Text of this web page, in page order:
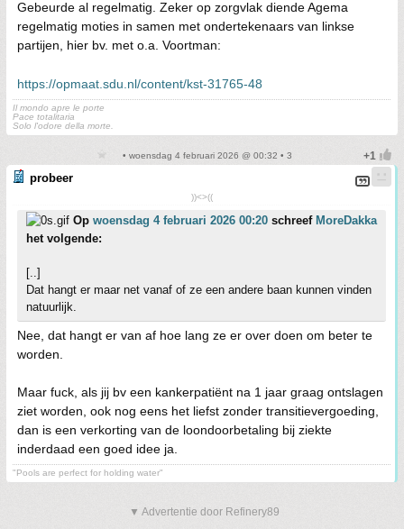
Gebeurde al regelmatig. Zeker op zorgvlak diende Agema
regelmatig moties in samen met ondertekenaars van linkse
partijen, hier bv. met o.a. Voortman:
https://opmaat.sdu.nl/content/kst-31765-48
Il mondo apre le porte
Pace totalitaria
Solo l'odore della morte.
• woensdag 4 februari 2026 @ 00:32 • 3
probeer
))<>((
Op woensdag 4 februari 2026 00:20 schreef MoreDakka
het volgende:
[..]
Dat hangt er maar net vanaf of ze een andere baan kunnen vinden
natuurlijk.
Nee, dat hangt er van af hoe lang ze er over doen om beter te
worden.
Maar fuck, als jij bv een kankerpatiënt na 1 jaar graag ontslagen
ziet worden, ook nog eens het liefst zonder transitievergoeding,
dan is een verkorting van de loondoorbetaling bij ziekte
inderdaad een goed idee ja.
"Pools are perfect for holding water"
▼ Advertentie door Refinery89